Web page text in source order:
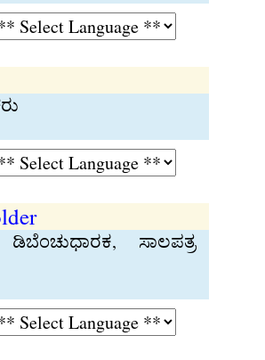
ಡಿಬೆಂಚುಧಾರಕ, ಸಾಲಪತ್ರ